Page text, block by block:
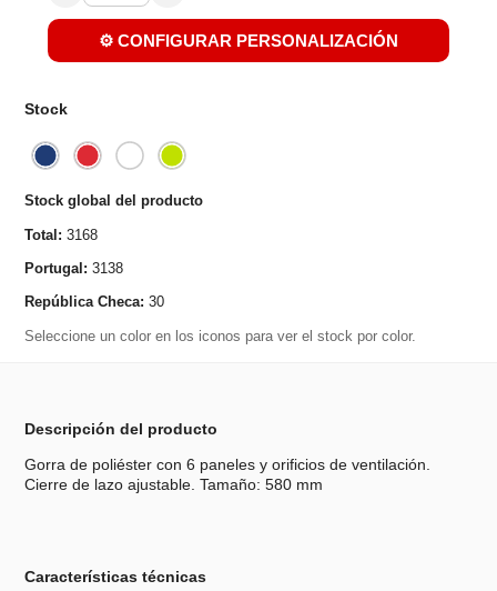
⚙️ CONFIGURAR PERSONALIZACIÓN
Stock
Stock global del producto
Total: 3168
Portugal: 3138
República Checa: 30
Seleccione un color en los iconos para ver el stock por color.
Descripción del producto
Gorra de poliéster con 6 paneles y orificios de ventilación.
Cierre de lazo ajustable. Tamaño: 580 mm
Características técnicas